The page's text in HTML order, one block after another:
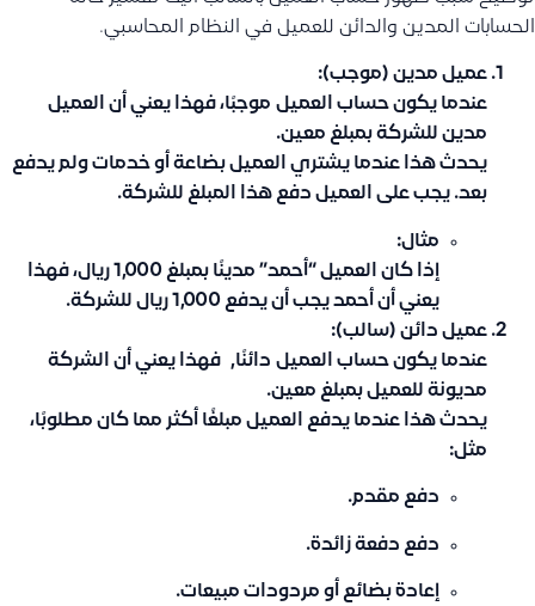
الحسابات المدين والدائن للعميل في النظام المحاسبي.
عميل مدين (موجب):
عندما يكون حساب العميل موجبًا، فهذا يعني أن العميل
مدين للشركة بمبلغ معين.
يحدث هذا عندما يشتري العميل بضاعة أو خدمات ولم يدفع
بعد. يجب على العميل دفع هذا المبلغ للشركة.
مثال:
إذا كان العميل “أحمد” مدينًا بمبلغ 1,000 ريال، فهذا
يعني أن أحمد يجب أن يدفع 1,000 ريال للشركة.
عميل دائن (سالب):
عندما يكون حساب العميل دائنًا, فهذا يعني أن الشركة
مديونة للعميل بمبلغ معين.
يحدث هذا عندما يدفع العميل مبلغًا أكثر مما كان مطلوبًا،
مثل:
دفع مقدم.
دفع دفعة زائدة.
إعادة بضائع أو مردودات مبيعات.